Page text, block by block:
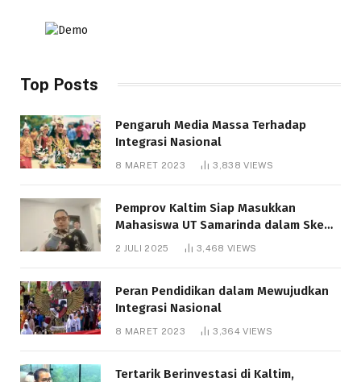
Top Posts
Pengaruh Media Massa Terhadap
Integrasi Nasional
8 MARET 2023 3,838VIEWS
Pemprov Kaltim Siap Masukkan
Mahasiswa UT Samarinda dalam Skema
Bantuan Pendidikan Gratispol
2 JULI 2025 3,468 VIEWS
Peran Pendidikan dalam Mewujudkan
Integrasi Nasional
8 MARET 2023 3,364VIEWS
Tertarik Berinvestasi di Kaltim,